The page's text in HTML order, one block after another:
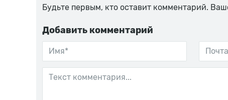
Будьте первым, кто оставит комментарий.
Добавить комментарий